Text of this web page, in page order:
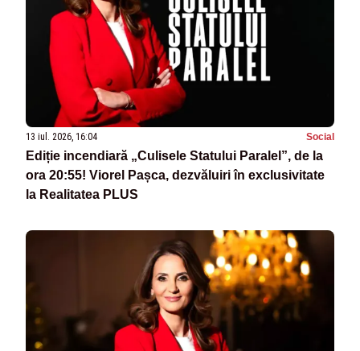
13 iul. 2026, 16:04 Social
Ediție incendiară „Culisele Statului Paralel”, de la
ora 20:55! Viorel Pașca, dezvăluiri în exclusivitate
la Realitatea PLUS